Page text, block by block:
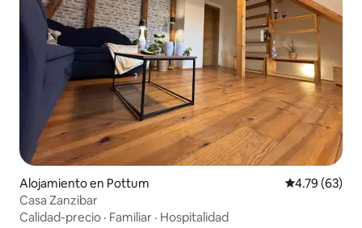
Alojamiento en Pottum Calificación
4.79 (63)
Casa Zanzibar
Calidad-precio · Familiar · Hospitalidad